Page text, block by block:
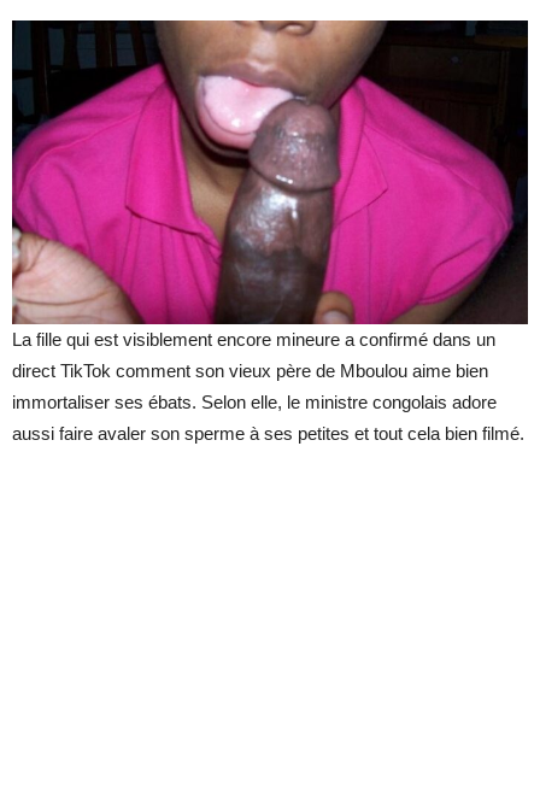
La fille qui est visiblement encore mineure a confirmé dans un
direct TikTok comment son vieux père de Mboulou aime bien
immortaliser ses ébats. Selon elle, le ministre congolais adore
aussi faire avaler son sperme à ses petites et tout cela bien filmé.